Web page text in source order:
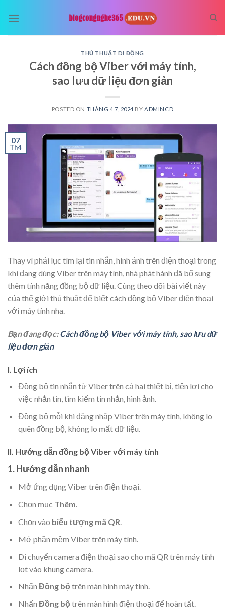
THỦ THUẬT DI ĐỘNG
Cách đồng bộ Viber với máy tính,
sao lưu dữ liệu đơn giản
POSTED ON THÁNG 4 7, 2024 BY ADMINCD
07
Th4
Thay vì phải lục tìm lại tin nhắn, hình ảnh trên điện thoại trong
khi đang dùng Viber trên máy tính, nhà phát hành đã bổ sung
thêm tính năng đồng bộ dữ liệu. Cùng theo dõi bài viết này
của thế giới thủ thuật để biết cách đồng bộ Viber điện thoại
với máy tính nha.
Bạn đang đọc:Cách đồng bộ Viber với máy tính, sao lưu dữ
liệu đơn giản
I. Lợi ích
Đồng bộ tin nhắn từ Viber trên cả hai thiết bị, tiện lợi cho
việc nhắn tin, tìm kiếm tin nhắn, hình ảnh.
Đồng bộ mỗi khi đăng nhập Viber trên máy tính, không lo
quên đồng bộ, không lo mất dữ liệu.
II. Hướng dẫn đồng bộ Viber với máy tính
1. Hướng dẫn nhanh
Mở ứng dụng Viber trên điện thoại.
Chọn mục Thêm.
Chọn vào biểu tượng mã QR
Mở phần mềm Viber trên máy tính.
Di chuyển camera điện thoại sao cho mã QR trên máy tính
lọt vào khung camera.
Nhấn Đồng bộ trên màn hình máy tính.
Nhấn Đồng bộ trên màn hình điện thoại để hoàn tất.